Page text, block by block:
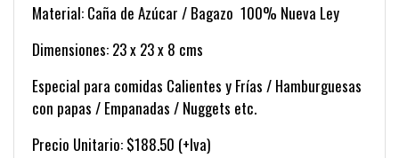
Material: Caña de Azúcar / Bagazo 100% Nueva Ley
Dimensiones: 23 x 23 x 8 cms
Especial para comidas Calientes y Frías / Hamburguesas
con papas / Empanadas / Nuggets etc.
Precio Unitario: $188.50 (+Iva)